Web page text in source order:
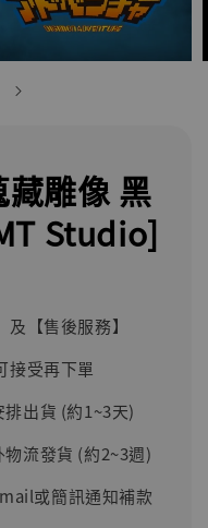
雕像 黑
Studio]
【售後服務】
接受再下單
出貨 (約1~3天)
流發貨 (約2~3週)
或簡訊通知補款